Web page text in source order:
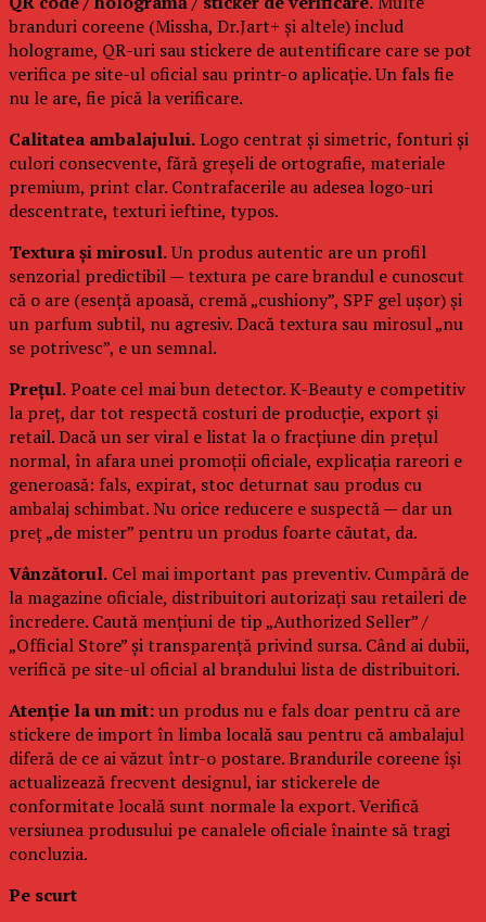
branduri coreene (Missha, Dr.Jart+ și altele) includ
holograme, QR-uri sau stickere de autentificare care se pot
verifica pe site-ul oficial sau printr-o aplicație. Un fals fie
nu le are, fie pică la verificare.
Calitatea ambalajului.Logo centrat și simetric, fonturi și
culori consecvente, fără greșeli de ortografie, materiale
premium, print clar. Contrafacerile au adesea logo-uri
descentrate, texturi ieftine, typos.
Textura și mirosul.Un produs autentic are un profil
senzorial predictibil — textura pe care brandul e cunoscut
că o are (esență apoasă, cremă „cushiony”, SPF gel ușor) și
un parfum subtil, nu agresiv. Dacă textura sau mirosul „nu
se potrivesc”, e un semnal.
Prețul.Poate cel mai bun detector. K-Beauty e competitiv
la preț, dar tot respectă costuri de producție, export și
retail. Dacă un ser viral e listat la o fracțiune din prețul
normal, în afara unei promoții oficiale, explicația rareori e
generoasă: fals, expirat, stoc deturnat sau produs cu
ambalaj schimbat. Nu orice reducere e suspectă — dar un
preț „de mister” pentru un produs foarte căutat, da.
Vânzătorul. Cel mai important pas preventiv. Cumpără de
la magazine oficiale, distribuitori autorizați sau retaileri de
încredere. Caută mențiuni de tip „Authorized Seller” /
„Official Store” și transparență privind sursa. Când ai dubii,
verifică pe site-ul oficial al brandului lista de distribuitori.
Atenție la un mit:un produs nu e fals doar pentru că are
stickere de import în limba locală sau pentru că ambalajul
diferă de ce ai văzut într-o postare. Brandurile coreene își
actualizează frecvent designul, iar stickerele de
conformitate locală sunt normale la export. Verifică
versiunea produsului pe canalele oficiale înainte să tragi
concluzia.
Pe scurt